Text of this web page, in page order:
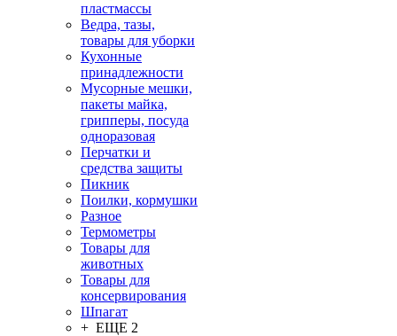
пластмассы
Ведра, тазы,
товары для уборки
Кухонные
принадлежности
Мусорные мешки,
пакеты майка,
грипперы, посуда
одноразовая
Перчатки и
средства защиты
Пикник
Поилки, кормушки
Разное
Термометры
Товары для
животных
Товары для
консервирования
Шпагат
+ ЕЩЕ 2